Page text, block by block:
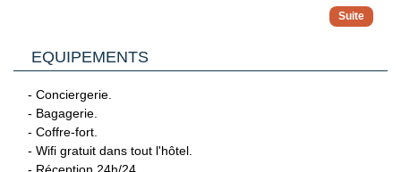
- Cuisine équipée (réfrigérateur, plaques électriques,
ustensiles...)
- Télévision
- Bouilloire.
EQUIPEMENTS
- Conciergerie.
- Bagagerie.
- Coffre-fort.
- Wifi gratuit dans tout l'hôtel.